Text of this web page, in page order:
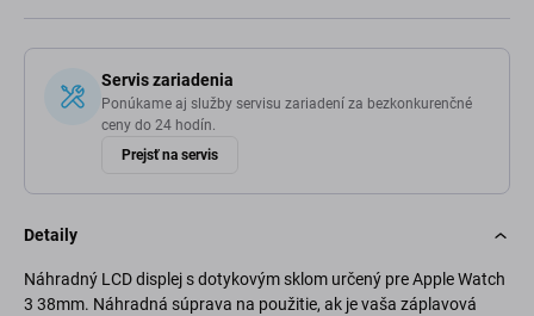
Servis zariadenia
Ponúkame aj služby servisu zariadení za bezkonkurenčné
ceny do 24 hodín.
Prejsť na servis
Detaily
Náhradný LCD displej s dotykovým sklom určený pre Apple Watch
3 38mm. Náhradná súprava na použitie, ak je vaša záplavová